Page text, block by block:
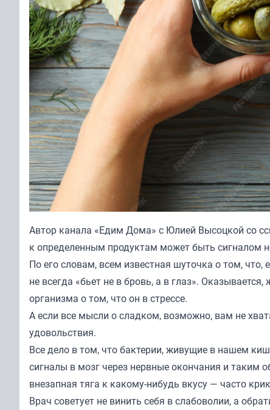
Автор канала «Едим Дома» с Юлией Высоцкой со
к определенным продуктам может быть сигналом
По его словам, всем известная шуточка о том, что,
не всегда «бьет не в бровь, а в глаз».
организма о том, что он в стрессе.
А если все мысли о сладком, возможно, вам не
удовольствия.
Все дело в том, что бактерии, живущие в нашем
сигналы в мозг через нервные окончания и
внезапная тяга к какому-нибудь вкусу — часто
Врач советует не винить себя в слабоволии, а